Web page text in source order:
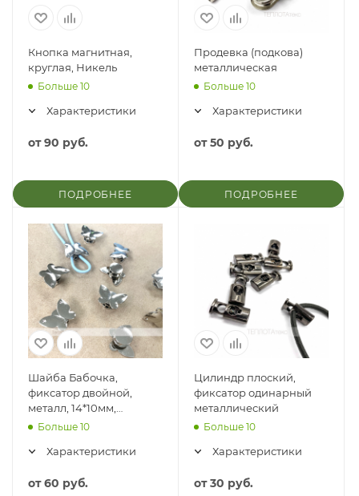
Кнопка магнитная,
круглая, Никель
Больше 10
Характеристики
от90 руб.
ПОДРОБНЕЕ
Продевка (подкова)
металлическая
Больше 10
Характеристики
от50 руб.
ПОДРОБНЕЕ
Шайба Бабочка,
фиксатор двойной,
металл, 14*10мм,
отверстие 3,5мм
Больше 10
Характеристики
от60 руб.
Цилиндр плоский,
фиксатор одинарный
металлический
Больше 10
Характеристики
от30 руб.